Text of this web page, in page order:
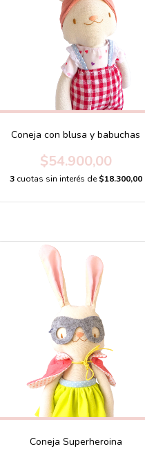
Coneja con blusa y babuchas
$54.900,00
3 cuotas sin interés de$18.300,00
Coneja Superheroina